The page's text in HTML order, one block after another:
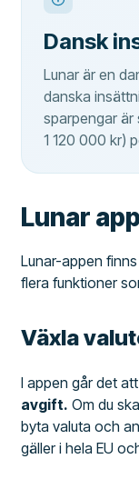
Dansk
Lunar är en
danska
sparpengar är
1 120 000 kr)
Lunar
Lunar-appen
flera funktioner
Växla
I appen går det
avgift. Om du
byta valuta och
gäller i hela EU